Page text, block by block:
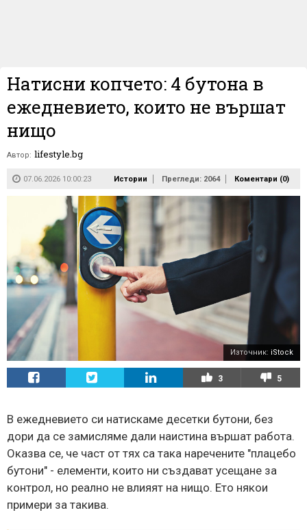
Натисни копчето: 4 бутона в
ежедневието, които не вършат
нищо
Автор: lifestyle.bg
07.06.2026 10:00:23 Истории Прегледи: 2064 Коментари (0)
Източник: iStock
3 5
В ежедневието си натискаме десетки бутони, без
дори да се замисляме дали наистина вършат работа.
Оказва се, че част от тях са така наречените "плацебо
бутони" - елементи, които ни създават усещане за
контрол, но реално не влияят на нищо. Ето някои
примери за такива.